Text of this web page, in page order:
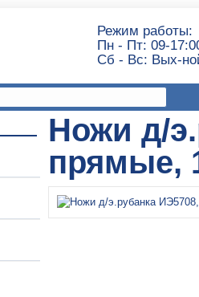
Режим работы:
Пн - Пт: 09-
Сб - Вс: Вых-
Ножи д/
прямые,